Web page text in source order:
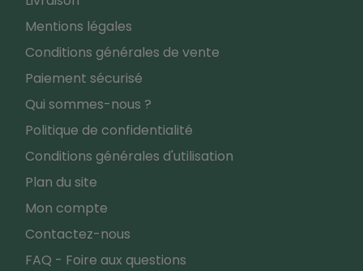
Mentions légales
Conditions générales de vente
Paiement sécurisé
Qui sommes-nous ?
Politique de confidentialité
Conditions générales d'utilisation
Plan du site
Mon compte
Contactez-nous
FAQ - Foire aux questions